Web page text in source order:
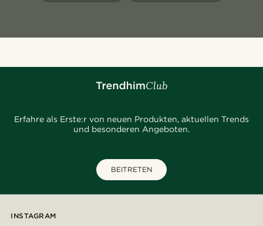
Erfahre als Erste:r von neuen Produkten, aktuellen Trends
und besonderen Angeboten.
BEITRETEN
INSTAGRAM